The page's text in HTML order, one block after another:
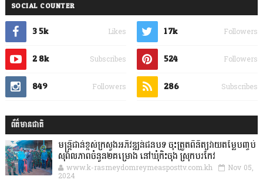
SOCIAL COUNTER
3.5k Likes 1.7k Followers
2.8k Subscribes 524 Followers
849 Followers 286 Subscribes
ព័ត៌មានជាតិ
មន្ត្រីជាន់ខ្ពស់ក្រសួងអភិវឌ្ឍន៍ជនបទ ចុះត្រួតពិនិត្យវាយតម្លៃបញ្ចប់
សុពលភាពចំនួន២គម្រោង នៅឃុំកិះចុង ស្រុកបរកែវ
www.k-rasmeydomreymeasposttv.com.kh Nov 05,
2024